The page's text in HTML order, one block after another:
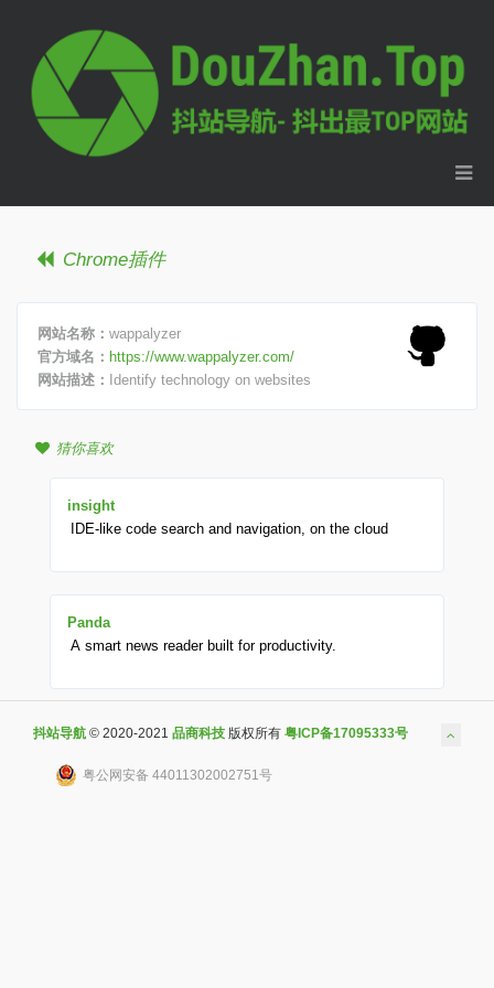
Chrome插件
网站名称： wappalyzer
官方域名： https://www.wappalyzer.com/
网站描述： Identify technology on websites
猜你喜欢
insight
IDE-like code search and navigation, on the cloud
Panda
A smart news reader built for productivity.
抖站导航 © 2020-2021 品商科技 版权所有 粤ICP备17095333号
粤公网安备 44011302002751号